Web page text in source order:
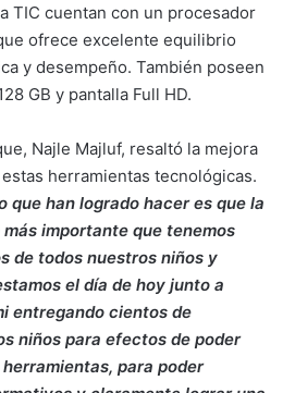
TIC cuentan con un procesador
ofrece excelente equilibrio
y desempeño. También poseen
GB y pantalla Full HD.
Najle Majluf, resaltó la mejora
herramientas tecnológicas.
que han logrado hacer es que la
importante que tenemos
de todos nuestros niños y
el día de hoy junto a
entregando cientos de
niños para efectos de poder
para poder